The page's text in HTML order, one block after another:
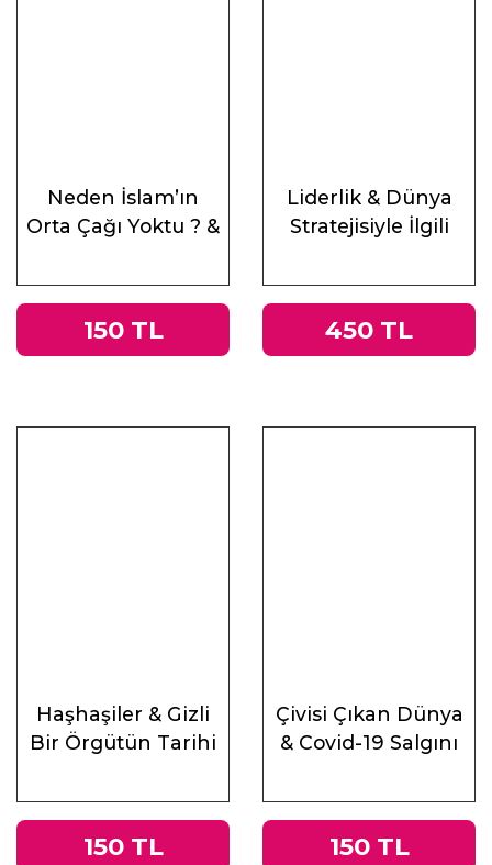
Neden İslam’ın
Orta Çağı Yoktu ? &
ve Doğu
150 TL
Liderlik & Dünya
Stratejisiyle İlgili
450 TL
Haşhaşiler & Gizli
Bir Örgütün Tarihi
150 TL
Çivisi Çıkan Dünya
& Covid-19 Salgını
Muhasebeler
150 TL